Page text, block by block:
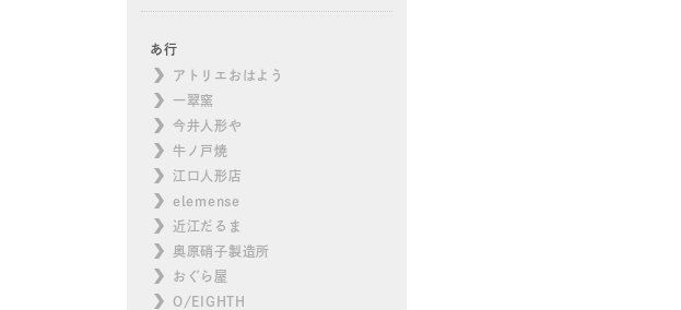
あ行
アトリエおはよう
一翠窯
今井人形や
牛ノ戸焼
江口人形店
elemense
近江だるま
奥原硝子製造所
おぐら屋
O/EIGHTH